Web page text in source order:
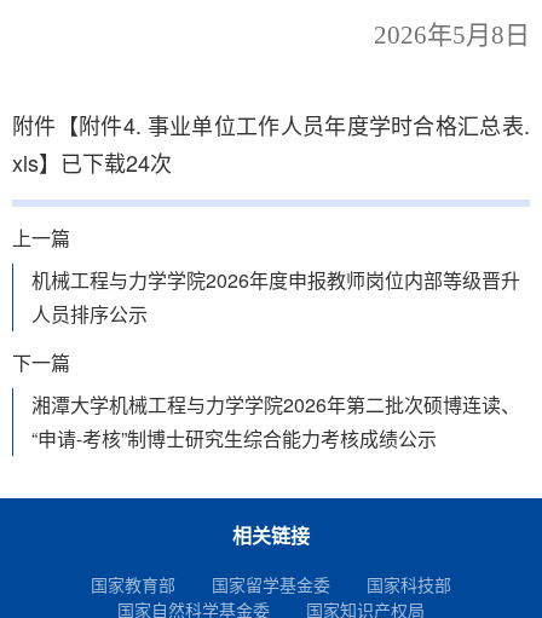
2026年5月8日
附件【附件4. 事业单位工作人员年度学时合格汇总表.
xls】已下载24次
上一篇
机械工程与力学学院2026年度申报教师岗位内部等级晋升
人员排序公示
下一篇
湘潭大学机械工程与力学学院2026年第二批次硕博连读、
“申请-考核”制博士研究生综合能力考核成绩公示
相关链接
国家教育部 国家留学基金委
国家科技部
国家自然科学基金委
国家知识产权局